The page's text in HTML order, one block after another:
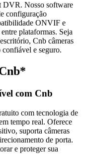
DVR. Nosso software
configuração
ONVIF e
plataformas. Seja
Cnb câmeras
e seguro.
com Cnb
com tecnologia de
tempo real. Oferece
suporta câmeras
de porta.
e proteger sua